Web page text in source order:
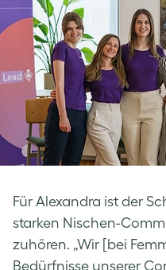
Für Alexandra ist der
starken Nischen-
zuhören. „Wir [bei
Bedürfnisse unserer